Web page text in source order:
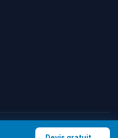
de création de site internet en